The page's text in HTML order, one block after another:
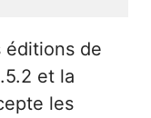
éditions de
et la
les